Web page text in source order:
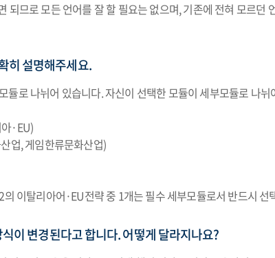
므로 모든 언어를 잘 할 필요는 없으며, 기존에 전혀 모르던
히 설명해주세요.
로 나뉘어 있습니다. 자신이 선택한 모듈이 세부모듈로 나
·EU)
업, 게임한류문화산업)
이탈리아어·EU전략 중 1개는 필수 세부모듈로서 반드시 선
이 변경된다고 합니다. 어떻게 달라지나요?